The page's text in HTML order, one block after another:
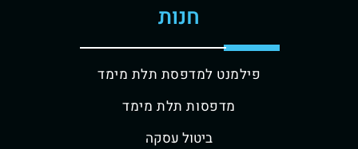
חנות
פילמנט למדפסת תלת מימד
מדפסות תלת מימד
ביטול עסקה